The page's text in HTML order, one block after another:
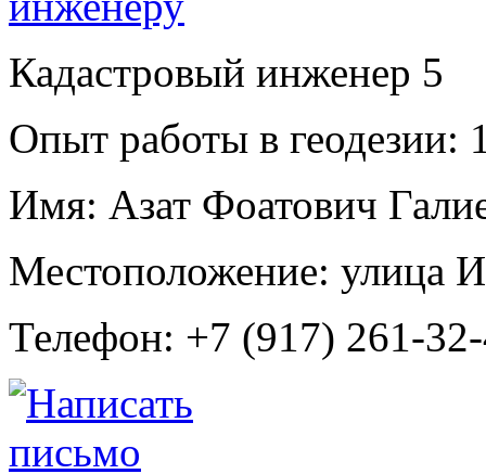
Кадастровый инженер 5
Опыт работы в геодезии:
Имя: Азат Фоатович
Местоположение: улица
Телефон: +7 (917) 261-